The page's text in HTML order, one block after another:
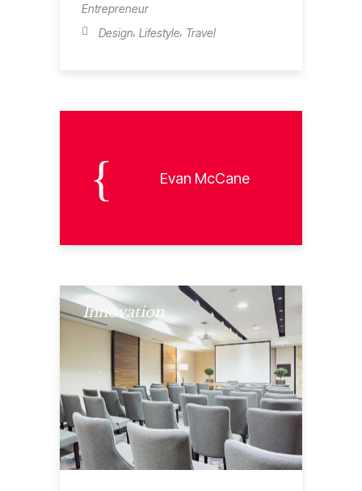
Entrepreneur
Design, Lifestyle, Travel
Evan McCane
Innovation